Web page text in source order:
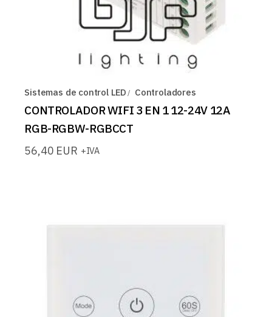
Sistemas de control LED Controladores
CONTROLADOR WIFI 3 EN 1 12-24V 12A
RGB-RGBW-RGBCCT
56,40 EUR +IVA